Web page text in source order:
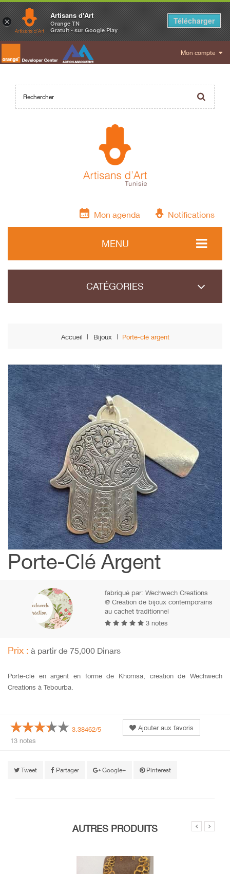
Mon compte
Mon agenda Notifications
MENU
CATÉGORIES
Accueil Bijoux Porte-clé argent
Porte-Clé Argent
fabriqué par:Wechwech Creations
@ Création de bijoux contemporains
au cachet traditionnel
3 notes
Prix : à partir de 75,000 Dinars
Porte-clé en argent en forme de Khomsa, création de Wechwech
Creations à Tebourba.
3.38462/5
Ajouter aux favoris
13 notes
Tweet Partager Google+ Pinterest
AUTRES PRODUITS
×
Artisans d'Art
Orange TN
Gratuit - sur Google Play
Télécharger